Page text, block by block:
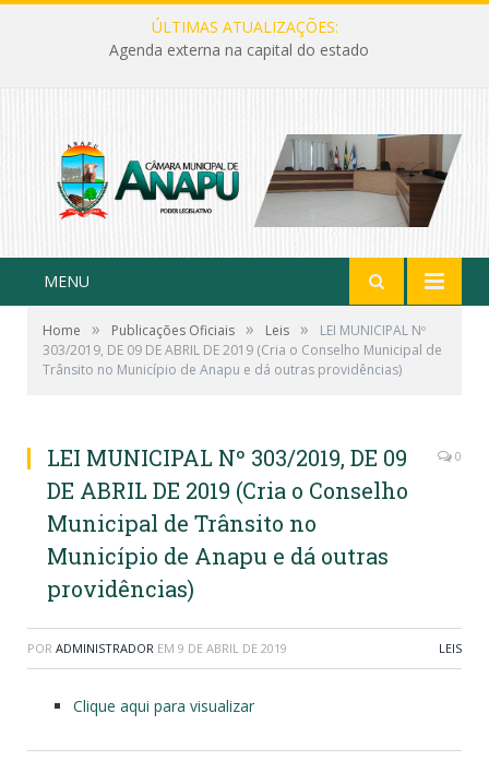
ÚLTIMAS ATUALIZAÇÕES:
Agenda externa na capital do estado
MENU
Home » Publicações Oficiais » Leis »
LEI MUNICIPAL Nº
303/2019, DE 09 DE ABRIL DE 2019 (Cria o Conselho Municipal de
Trânsito no Município de Anapu e dá outras providências)
LEI MUNICIPAL Nº 303/2019, DE 09
DE ABRIL DE 2019 (Cria o Conselho
Municipal de Trânsito no
Município de Anapu e dá outras
providências)
0
POR ADMINISTRADOR EM 9 DE ABRIL DE 2019 LEIS
Clique aqui para visualizar